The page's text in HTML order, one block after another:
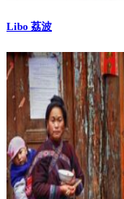
Libo 荔波